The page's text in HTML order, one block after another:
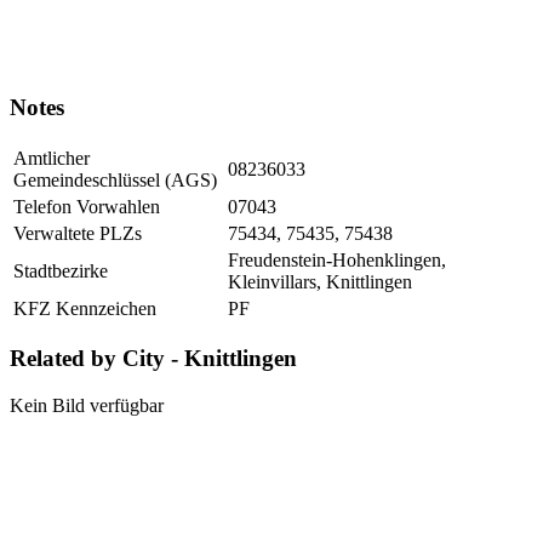
Notes
Amtlicher
Gemeindeschlüssel (AGS)
08236033
Telefon Vorwahlen
07043
Verwaltete PLZs
75434, 75435, 75438
Stadtbezirke
Freudenstein-Hohenklingen,
Kleinvillars, Knittlingen
KFZ Kennzeichen
PF
Related by City - Knittlingen
Kein Bild verfügbar